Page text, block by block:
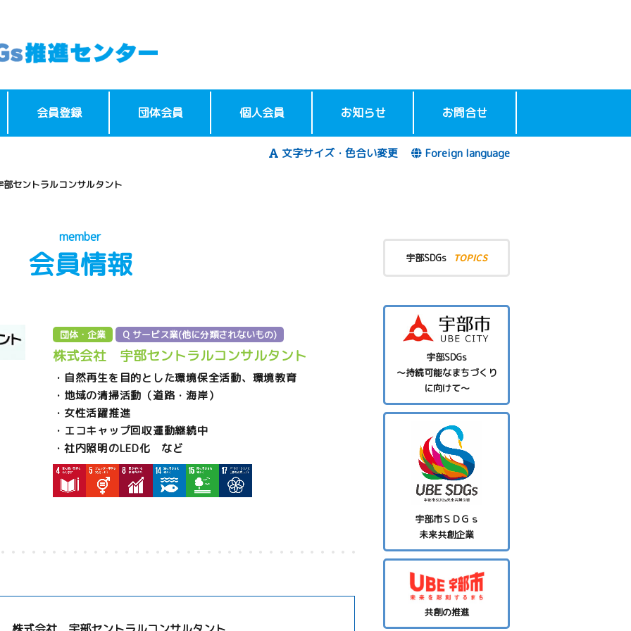
会員登録 団体会員 個人会員 お知らせ お問合せ
文字サイズ・色合い変更 Foreign language
セントラルコンサルタント
member
会員情報
団体・企業 Q サービス業(他に分類されないもの)
株式会社 宇部セントラルコンサルタント
・自然再生を目的とした環境保全活動、環境教育
・地域の清掃活動（道路・海岸）
・女性活躍推進
・エコキャップ回収運動継続中
・社内照明のLED化 など
宇部SDGs TOPICS
宇部SDGs
～持続可能なまちづくり
に向けて～
宇部市ＳＤＧｓ
未来共創企業
共創の推進